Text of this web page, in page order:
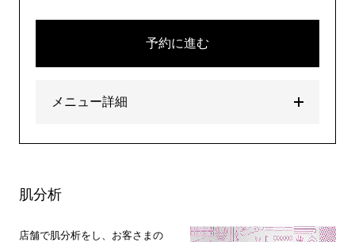
予約に進む
メニュー詳細
肌分析
店舗で肌分析をし、お客さまの